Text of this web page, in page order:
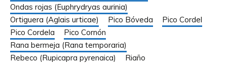
Ondas rojas (Euphrydryas aurinia)
Ortiguera (Aglais urticae)
Pico Bóveda
Pico Cordel
Pico Cordela
Pico Cornón
Rana bermeja (Rana temporaria)
Rebeco (Rupicapra pyrenaica)
Riaño